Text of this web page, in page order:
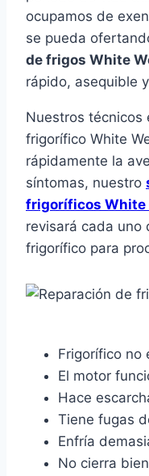
ocupamos de
se pueda
de frigos White
rápido, asequible
Nuestros técnicos
frigorífico White
rápidamente la
síntomas, nuestro
frigoríficos White
revisará cada uno
frigorífico para
Frigorífico no
El motor
Hace
Tiene fugas
Enfría
No cierra